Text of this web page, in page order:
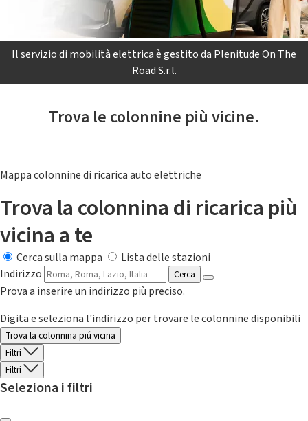
Il servizio di mobilità elettrica è gestito da Plenitude On The
Road S.r.l.
Trova le colonnine più vicine.
Mappa colonnine di ricarica auto elettriche
Trova la colonnina di ricarica più
vicina a te
Cerca sulla mappa
Lista delle stazioni
Indirizzo
Cerca
Prova a inserire un indirizzo più preciso.
Digita e seleziona l'indirizzo per trovare le colonnine disponibili
Trova la colonnina piú vicina
Filtri
Filtri
Seleziona i filtri